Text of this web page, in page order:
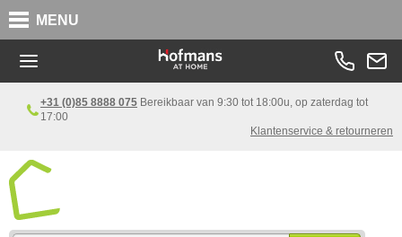
MENU
+31 (0)85 8888 075 Bereikbaar van 9:30 tot 18:00u, op zaterdag tot
17:00
Klantenservice & retourneren